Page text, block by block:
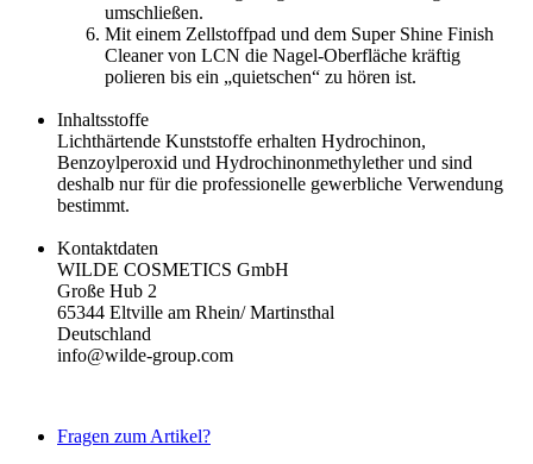
umschließen.
Mit einem Zellstoffpad und dem Super Shine Finish
Cleaner von LCN die Nagel-Oberfläche kräftig
polieren bis ein „quietschen“ zu hören ist.
Inhaltsstoffe
Lichthärtende Kunststoffe erhalten Hydrochinon,
Benzoylperoxid und Hydrochinonmethylether und sind
deshalb nur für die professionelle gewerbliche Verwendung
bestimmt.
Kontaktdaten
WILDE COSMETICS GmbH
Große Hub 2
65344 Eltville am Rhein/ Martinsthal
Deutschland
info@wilde-group.com
Fragen zum Artikel?